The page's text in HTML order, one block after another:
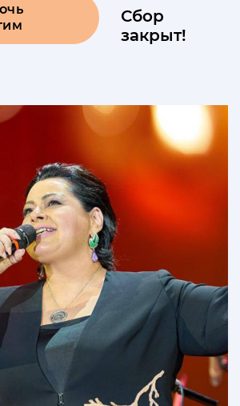
Сбор
закрыт!